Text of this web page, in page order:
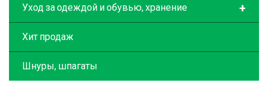
+
Уход за одеждой и обувью, хранение
Хит продаж
Шнуры, шпагаты